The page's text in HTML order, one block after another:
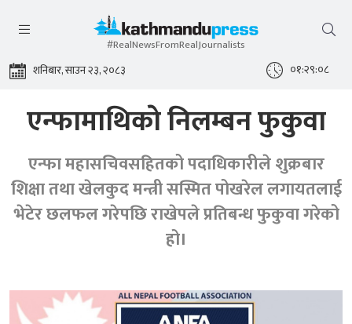
#RealNewsFromRealJournalists
शनिबार, साउन २३, २०८३ ०१:२९:०८
एन्फामाथिकाे निलम्बन फुकुवा
एन्फा महासचिवसहितको पदाधिकारीले शुक्रबार
शिक्षा तथा खेलकुद मन्त्री सस्मित पोखरेल लगायतलाई
भेटेर छलफल गरेपछि राखेपले प्रतिबन्ध फुकुवा गरेको
हो।